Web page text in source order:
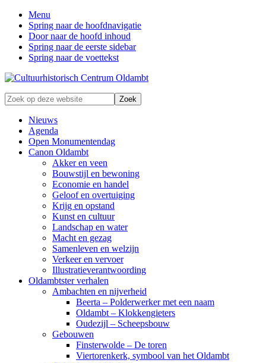
Menu
Spring naar de hoofdnavigatie
Door naar de hoofd inhoud
Spring naar de eerste sidebar
Spring naar de voettekst
Zonder
verleden
geen
toekomst
Zoek
op
deze
website
Nieuws
Agenda
Open Monumentendag
Canon Oldambt
Akker en veen
Bouwstijl en bewoning
Economie en handel
Geloof en overtuiging
Krijg en opstand
Kunst en cultuur
Landschap en water
Macht en gezag
Samenleven en welzijn
Verkeer en vervoer
Illustratieverantwoording
Oldambtster verhalen
Ambachten en nijverheid
Beerta – Polderwerker met een naam
Oldambt – Klokkengieters
Oudezijl – Scheepsbouw
Gebouwen
Finsterwolde – De toren
Viertorenkerk, symbool van het Oldambt